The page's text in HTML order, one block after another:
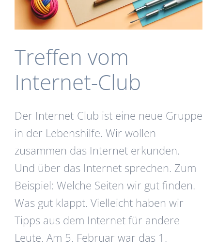
Treffen vom
Internet-Club
Der Internet-Club ist eine neue Gruppe
in der Lebenshilfe. Wir wollen
zusammen das Internet erkunden.
Und über das Internet sprechen. Zum
Beispiel: Welche Seiten wir gut finden.
Was gut klappt. Vielleicht haben wir
Tipps aus dem Internet für andere
Leute. Am 5. Februar war das 1.